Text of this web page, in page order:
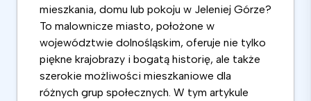
mieszkania, domu lub pokoju w Jeleniej Górze?
To malownicze miasto, położone w
województwie dolnośląskim, oferuje nie tylko
piękne krajobrazy i bogatą historię, ale także
szerokie możliwości mieszkaniowe dla
różnych grup społecznych. W tym artykule